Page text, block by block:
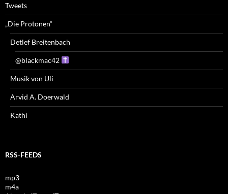
Tweets
„Die Protonen“
Detlef Breitenbach
@blackmac42
Musik von Uli
Arvid A. Doerwald
Kathi
RSS-FEEDS
mp3
m4a